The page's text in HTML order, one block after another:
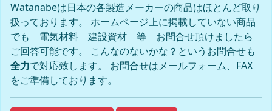
Watanabeは日本の各製造メーカーの商品はほとんど取り
扱っております。 ホームページ上に掲載していない商品
でも 電気材料 建設資材 等 お問合せ頂けましたら
ご回答可能です。 こんなのないかな？というお問合せも
全力で対応致します。 お問合せはメールフォーム、FAX
をご準備しております。